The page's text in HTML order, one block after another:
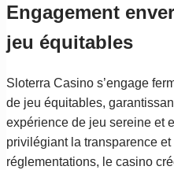
Engagement
jeu équitables
Sloterra Casino s’engage
de jeu équitables,
expérience de jeu sereine et
privilégiant la transparence
réglementations, le casino